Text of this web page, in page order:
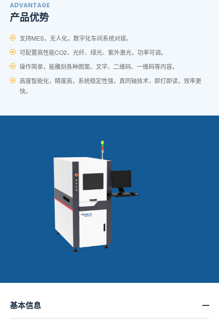
ADVANTAGE
产品优势
支持MES，无人化，数字化车间系统对接。
可配置高性能CO2、光纤、绿光、紫外激光，功率可调。
操作简单，能雕刻各种图案、文字、二维码、一维码等内容。
高度智能化，精度高，系统稳定性强，真同轴技术，即打即读，效率更
快。
基本信息